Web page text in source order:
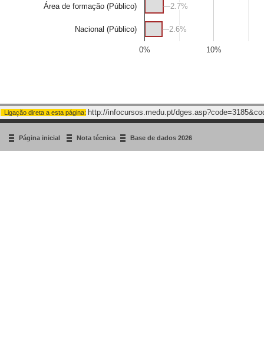
0% 10%
Área de formação (Público)
Nacional (Público)
2.7%
2.7%
2.6%
2.6%
Ligação direta a esta página: http://infocursos.medu.pt/
Página inicial Nota técnica Base de dados 2026